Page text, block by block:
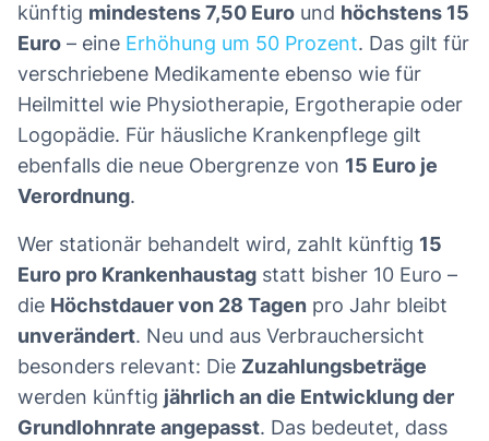
künftig mindestens 7,50 Euro und höchstens 15
Euro – eine Erhöhung um 50 Prozent. Das gilt für
verschriebene Medikamente ebenso wie für
Heilmittel wie Physiotherapie, Ergotherapie oder
Logopädie. Für häusliche Krankenpflege gilt
ebenfalls die neue Obergrenze von 15 Euro je
Verordnung.
Wer stationär behandelt wird, zahlt künftig 15
Euro pro Krankenhaustag statt bisher 10 Euro –
die Höchstdauer von 28 Tagen pro Jahr bleibt
unverändert. Neu und aus Verbrauchersicht
besonders relevant: Die Zuzahlungsbeträge
werden künftig jährlich an die Entwicklung der
Grundlohnrate angepasst. Das bedeutet, dass